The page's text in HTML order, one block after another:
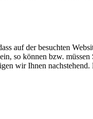
auf der besuchten
so können bzw.
wir Ihnen